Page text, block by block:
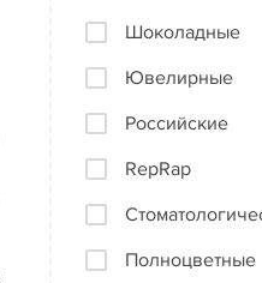
Шоколадные
Ювелирные
Российские
RepRap
Полноцветные